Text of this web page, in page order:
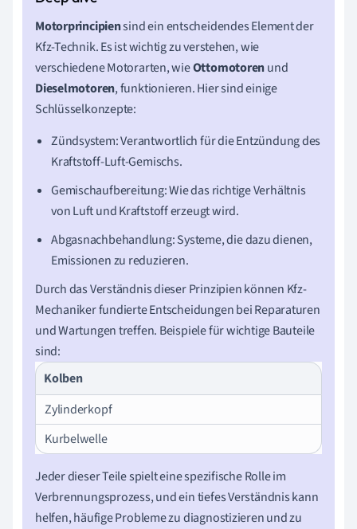
Motorprincipiensind ein entscheidendes Element der
Kfz-Technik. Es ist wichtig zu verstehen, wie
verschiedene Motorarten, wieOttomotorenund
Dieselmotoren, funktionieren. Hier sind einige
Schlüsselkonzepte:
Zündsystem: Verantwortlich für die Entzündung des
Kraftstoff-Luft-Gemischs.
Gemischaufbereitung: Wie das richtige Verhältnis
von Luft und Kraftstoff erzeugt wird.
Abgasnachbehandlung: Systeme, die dazu dienen,
Emissionen zu reduzieren.
Durch das Verständnis dieser Prinzipien können Kfz-
Mechaniker fundierte Entscheidungen bei Reparaturen
und Wartungen treffen. Beispiele für wichtige Bauteile
sind:
Kolben
Zylinderkopf
Kurbelwelle
Jeder dieser Teile spielt eine spezifische Rolle im
Verbrennungsprozess, und ein tiefes Verständnis kann
helfen, häufige Probleme zu diagnostizieren und zu